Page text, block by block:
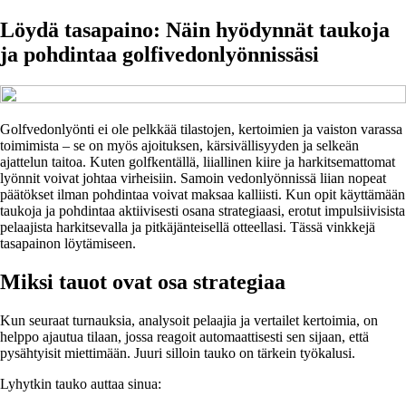
Löydä tasapaino: Näin hyödynnät taukoja
ja pohdintaa golfivedonlyönnissäsi
Golfvedonlyönti ei ole pelkkää tilastojen, kertoimien ja vaiston varassa
toimimista – se on myös ajoituksen, kärsivällisyyden ja selkeän
ajattelun taitoa. Kuten golfkentällä, liiallinen kiire ja harkitsemattomat
lyönnit voivat johtaa virheisiin. Samoin vedonlyönnissä liian nopeat
päätökset ilman pohdintaa voivat maksaa kalliisti. Kun opit käyttämään
taukoja ja pohdintaa aktiivisesti osana strategiaasi, erotut impulsiivisista
pelaajista harkitsevalla ja pitkäjänteisellä otteellasi. Tässä vinkkejä
tasapainon löytämiseen.
Miksi tauot ovat osa strategiaa
Kun seuraat turnauksia, analysoit pelaajia ja vertailet kertoimia, on
helppo ajautua tilaan, jossa reagoit automaattisesti sen sijaan, että
pysähtyisit miettimään. Juuri silloin tauko on tärkein työkalusi.
Lyhytkin tauko auttaa sinua: